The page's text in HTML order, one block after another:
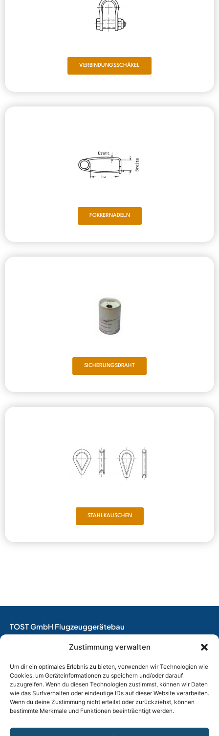
Zustimmung verwalten
Um dir ein optimales Erlebnis zu bieten, verwenden wir Technologien wie
Cookies, um Geräteinformationen zu speichern und/oder darauf
zuzugreifen. Wenn du diesen Technologien zustimmst, können wir Daten
wie das Surfverhalten oder eindeutige IDs auf dieser Website verarbeiten.
Wenn du deine Zustimmung nicht erteilst oder zurückziehst, können
bestimmte Merkmale und Funktionen beeinträchtigt werden.
VERBINDUNGSSCHÄKEL
FOKKERNADELN
SICHERUNGSDRAHT
STAHLKAUSCHEN
TOST GmbH Flugzeuggerätebau
EASA Instandhaltungsbetrieb
Thalkirchner Straße 62
80337 München
Tel. +49(0)89 544 599 0
E-Mail:info@tost.de